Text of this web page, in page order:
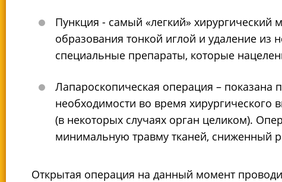
Пункция - самый «легкий» хирургический
образования тонкой иглой и удаление из
специальные препараты, которые
Лапароскопическая операция – показана
необходимости во время хирургического
(в некоторых случаях орган целиком).
минимальную травму тканей, сниженный
Открытая операция на данный момент